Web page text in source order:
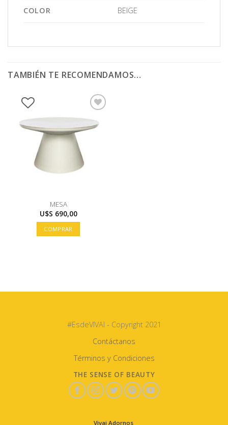
COLOR BEIGE
TAMBIÉN TE RECOMENDAMOS…
MESA
U$S 690,00
COMPRAR
#EsdeVIVAI - Copyright 2021
Contáctanos
Términos y Condiciones
THE SENSE OF BEAUTY
Vivai Adornos